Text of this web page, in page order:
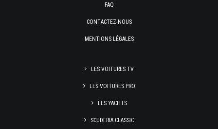
FAQ
CONTACTEZ-NOUS
MENTIONS LÉGALES
LES VOITURES TV
LES VOITURES PRO
LES YACHTS
SCUDERIA CLASSIC